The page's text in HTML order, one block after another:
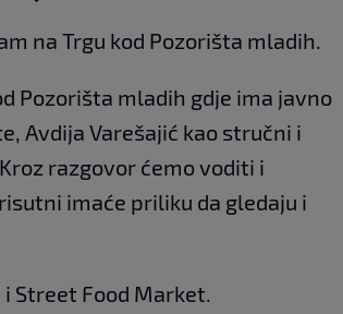
na Trgu kod Pozorišta mladih.
Pozorišta mladih gdje ima javno
Avdija Varešajić kao stručni i
razgovor ćemo voditi i
imaće priliku da gledaju i
Street Food Market.